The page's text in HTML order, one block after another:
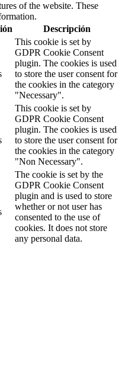
of the website. These
Descripción
This cookie is set by
GDPR Cookie Consent
plugin. The cookies is used
to store the user consent for
the cookies in the category
"Necessary".
This cookie is set by
GDPR Cookie Consent
plugin. The cookies is used
to store the user consent for
the cookies in the category
"Non Necessary".
The cookie is set by the
GDPR Cookie Consent
plugin and is used to store
whether or not user has
consented to the use of
cookies. It does not store
any personal data.